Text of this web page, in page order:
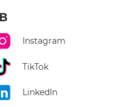
Instagram
TikTok
LinkedIn